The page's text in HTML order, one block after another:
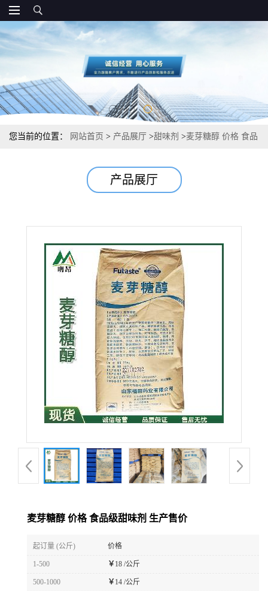
您当前的位置： 网站首页 > 产品展厅 >甜味剂 >麦芽糖醇 价格 食品
产品展厅
麦芽糖醇 价格 食品级甜味剂 生产售价
起订量 (公斤) 价格
1-500 ￥ 18 /公斤
500-1000 ￥ 14 /公斤